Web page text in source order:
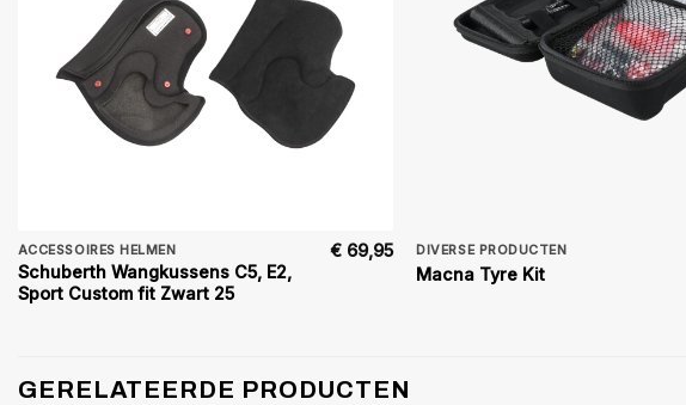
ACCESSOIRES HELMEN
Schuberth Wangkussens C5, E2,
Sport Custom fit Zwart 25
€69,95 DIVERSE PRODUCTEN
Macna Tyre Kit
GERELATEERDE PRODUCTEN